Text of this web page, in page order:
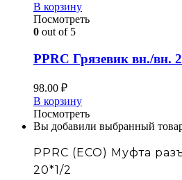
В корзину
Посмотреть
0 out of 5
PPRC Грязевик вн./вн.
98.00 ₽
В корзину
Посмотреть
Вы добавили выбранный товар
PPRC (ECO) Муфта
20*1/2